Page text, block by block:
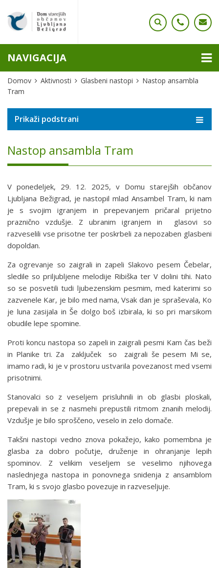
NAVIGACIJA
Domov Aktivnosti Glasbeni nastopi
Nastop ansambla
Tram
Prikaži podstrani
Nastop ansambla Tram
V ponedeljek, 29. 12. 2025, v Domu starejših občanov
Ljubljana Bežigrad, je nastopil mlad Ansambel Tram, ki nam
je s svojim igranjem in prepevanjem pričaral prijetno
praznično vzdušje. Z ubranim igranjem in glasovi so
razveselili vse prisotne ter poskrbeli za nepozaben glasbeni
dopoldan.
Za ogrevanje so zaigrali in zapeli Slakovo pesem Čebelar,
sledile so priljubljene melodije Ribiška ter V dolini tihi. Nato
so se posvetili tudi ljubezenskim pesmim, med katerimi so
zazvenele Kar, je bilo med nama, Vsak dan je spraševala, Ko
je luna zasijala in Še dolgo boš izbirala, ki so pri marsikom
obudile lepe spomine.
Proti koncu nastopa so zapeli in zaigrali pesmi Kam čas beži
in Planike tri. Za zaključek so zaigrali še pesem Mi se,
imamo radi, ki je v prostoru ustvarila povezanost med vsemi
prisotnimi.
Stanovalci so z veseljem prisluhnili in ob glasbi ploskali,
prepevali in se z nasmehi prepustili ritmom znanih melodij.
Vzdušje je bilo sproščeno, veselo in zelo domače.
Takšni nastopi vedno znova pokažejo, kako pomembna je
glasba za dobro počutje, druženje in ohranjanje lepih
spominov. Z velikim veseljem se veselimo njihovega
naslednjega nastopa in ponovnega snidenja z ansamblom
Tram, ki s svojo glasbo povezuje in razveseljuje.